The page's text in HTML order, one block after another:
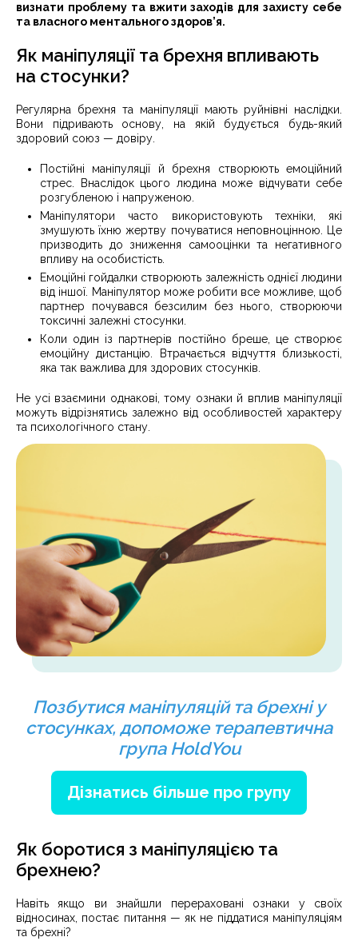
визнати проблему та вжити заходів для захисту себе
та власного ментального здоров’я.
Як маніпуляції та брехня впливають
на стосунки?
Регулярна брехня та маніпуляції мають руйнівні наслідки.
Вони підривають основу, на якій будується будь-який
здоровий союз — довіру.
Постійні маніпуляції й брехня створюють емоційний
стрес. Внаслідок цього людина може відчувати себе
розгубленою і напруженою.
Маніпулятори часто використовують техніки, які
змушують їхню жертву почуватися неповноцінною. Це
призводить до зниження самооцінки та негативного
впливу на особистість.
Емоційні гойдалки створюють залежність однієї людини
від іншої. Маніпулятор може робити все можливе, щоб
партнер почувався безсилим без нього, створюючи
токсичні залежні стосунки.
Коли один із партнерів постійно бреше, це створює
емоційну дистанцію. Втрачається відчуття близькості,
яка так важлива для здорових стосунків.
Не усі взаємини однакові, тому ознаки й вплив маніпуляції
можуть відрізнятись залежно від особливостей характеру
та психологічного стану.
Позбутися маніпуляцій та брехні у
стосунках, допоможе терапевтична
група HoldYou
Дізнатись більше про групу
Як боротися з маніпуляцією та
брехнею?
Навіть якщо ви знайшли перераховані ознаки у своїх
відносинах, постає питання — як не піддатися маніпуляціям
та брехні?